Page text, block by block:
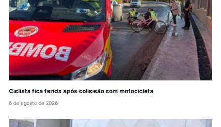
Ciclista fica ferida após colisisão com motocicleta
6 de agosto de 2026